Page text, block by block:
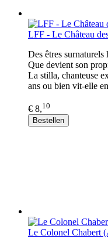
LFF - Le Château
Des êtres surnaturels
Que devient son
La stilla, chanteuse
ans ou bien vit-elle
€ 8,10
Bestellen
Le Colonel Chabert